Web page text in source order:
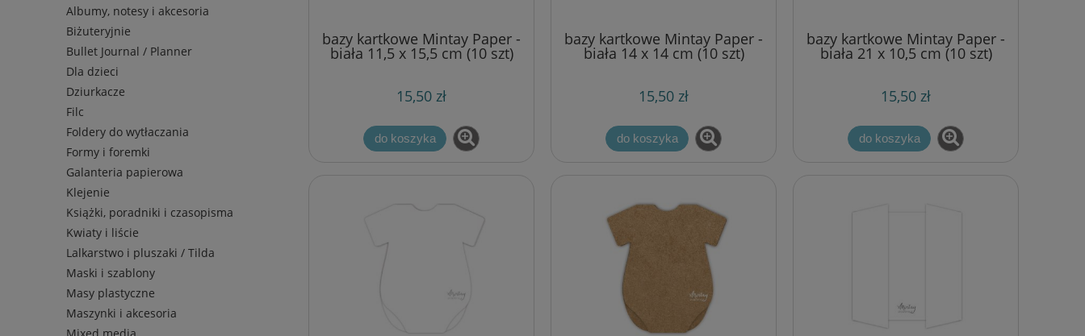
Albumy, notesy i akcesoria
Biżuteryjnie
Bullet Journal / Planner
Dla dzieci
Dziurkacze
Filc
Foldery do wytłaczania
Formy i foremki
Galanteria papierowa
Klejenie
Książki, poradniki i czasopisma
Kwiaty i liście
Lalkarstwo i pluszaki / Tilda
Maski i szablony
Masy plastyczne
Maszynki i akcesoria
bazy kartkowe Mintay Paper -
biała 11,5 x 15,5 cm (10 szt)
15,50 zł
do koszyka
bazy kartkowe Mintay Paper -
biała 14 x 14 cm (10 szt)
15,50 zł
do koszyka
bazy kartkowe Mintay Paper -
biała 21 x 10,5 cm (10 szt)
15,50 zł
do koszyka